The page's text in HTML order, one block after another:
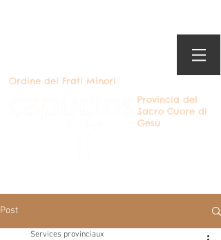
Ordine dei Frati Minori
Provincia del
Sacro Cuore di
Gesù
Post
Services provinciaux